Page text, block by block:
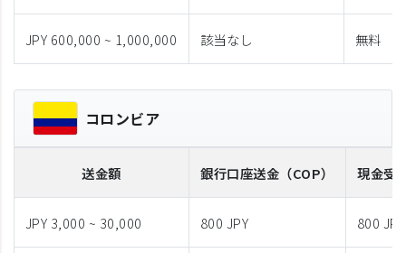
JPY 600,000 ~ 1,000,000 該当なし 無料
コロンビア
送金額 銀行口座送金 （COP） 現金受
JPY 3,000 ~ 30,000 800 JPY 800 JPY